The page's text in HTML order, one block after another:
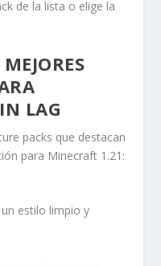
de la lista o elige la
LAG
packs que destacan
para Minecraft 1.21:
estilo limpio y